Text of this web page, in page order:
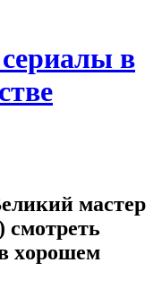
в
мастер
смотреть
хoрoшем